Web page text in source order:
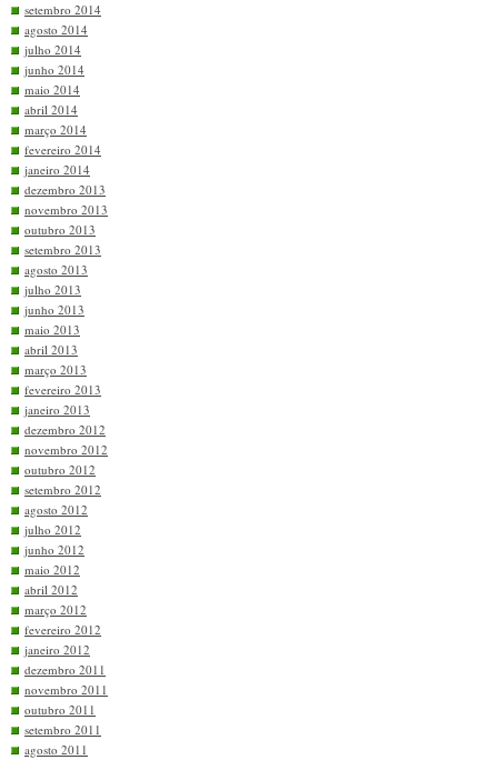
setembro 2014
agosto 2014
julho 2014
junho 2014
maio 2014
abril 2014
março 2014
fevereiro 2014
janeiro 2014
dezembro 2013
novembro 2013
outubro 2013
setembro 2013
agosto 2013
julho 2013
junho 2013
maio 2013
abril 2013
março 2013
fevereiro 2013
janeiro 2013
dezembro 2012
novembro 2012
outubro 2012
setembro 2012
agosto 2012
julho 2012
junho 2012
maio 2012
abril 2012
março 2012
fevereiro 2012
janeiro 2012
dezembro 2011
novembro 2011
outubro 2011
setembro 2011
agosto 2011